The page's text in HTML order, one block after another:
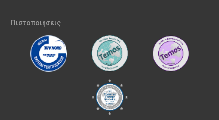
Πιστοποιήσεις